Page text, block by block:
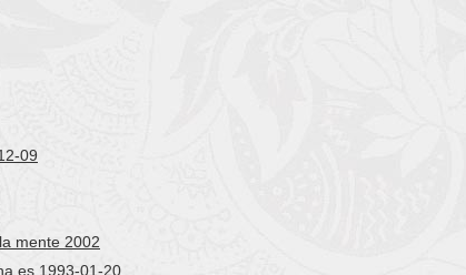
09
mente 2002
es 1993-01-20